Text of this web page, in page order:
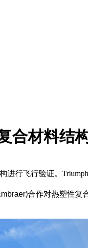
合材料结
进行飞行验证。
合作对热塑性